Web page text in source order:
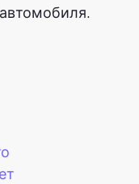
автомобиля.